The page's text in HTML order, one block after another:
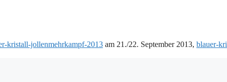
kristall-jollenmehrkampf-2013 am 21./22. September 2013, blauer-